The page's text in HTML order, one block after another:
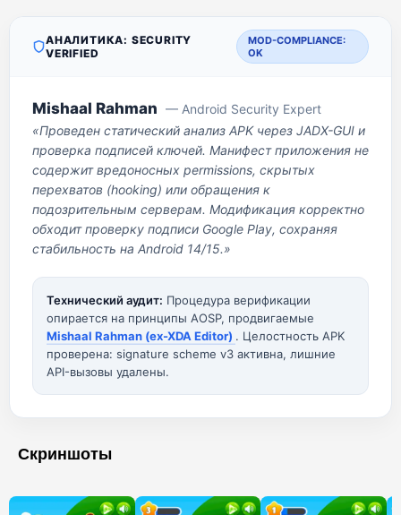
АНАЛИТИКА: SECURITY
VERIFIED
MOD-COMPLIANCE:
OK
Mishaal Rahman — Android Security Expert
«Проведен статический анализ APK через JADX-GUI и
проверка подписей ключей. Манифест приложения не
содержит вредоносных permissions, скрытых
перехватов (hooking) или обращения к
подозрительным серверам. Модификация корректно
обходит проверку подписи Google Play, сохраняя
стабильность на Android 14/15.»
Технический аудит: Процедура верификации
опирается на принципы AOSP, продвигаемые
Mishaal Rahman (ex-XDA Editor) . Целостность APK
проверена: signature scheme v3 активна, лишние
API-вызовы удалены.
Скриншоты